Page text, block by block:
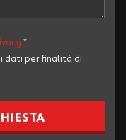
*
dati per finalità di